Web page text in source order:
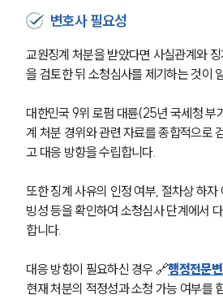
뉴스레터/브로슈어
대륜법률상담
대륜법률상담
변호사 필요성
교원징계 처분을 받았다면 사실관계와
을 검토한 뒤 소청심사를 제기하는 것이
대한민국 9위 로펌 대륜(25년 국세청 부
계 처분 경위와 관련 자료를 종합적으로
고 대응 방향을 수립합니다.
또한 징계 사유의 인정 여부, 절차상 하자
빙성 등을 확인하여 소청심사 단계에서
합니다.
대응 방향이 필요하신 경우 🔗행정전문
현재 처분의 적정성과 소청 가능 여부를